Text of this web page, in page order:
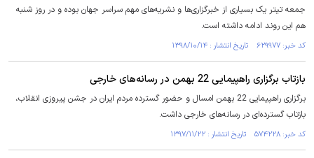
جمعه تیتر یک بسیاری از خبرگزاری‌ها و نشریه‌های مهم سراسر جهان بوده و در روز شنبه
هم این روند ادامه‌ داشته است.
کد خبر: ۶۲۹۹۷۷ تاریخ انتشار : ۱۳۹۸/۱۰/۱۴
بازتاب برگزاری راهپیمایی 22 بهمن در رسانه‌های خارجی
برگزاری راهپیمایی 22 بهمن امسال و حضور گسترده مردم ایران در جشن پیروزی انقلاب،
بازتاب گسترده‌ای در رسانه‌های خارجی داشت.
کد خبر: ۵۷۴۲۲۸ تاریخ انتشار : ۱۳۹۷/۱۱/۲۲